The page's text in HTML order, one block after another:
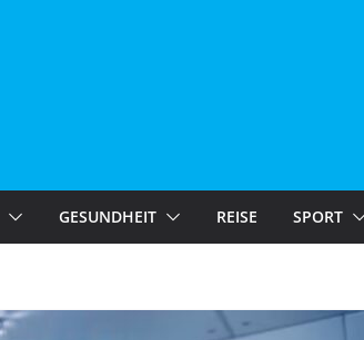
GESUNDHEIT REISE SPORT